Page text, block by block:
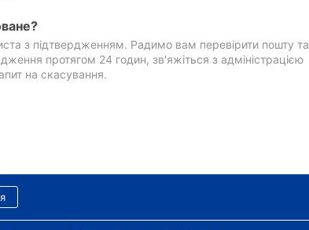
з підтвердженням. Радимо вам перевірити пошту та
протягом 24 годин, зв'яжіться з адміністрацією
на скасування.